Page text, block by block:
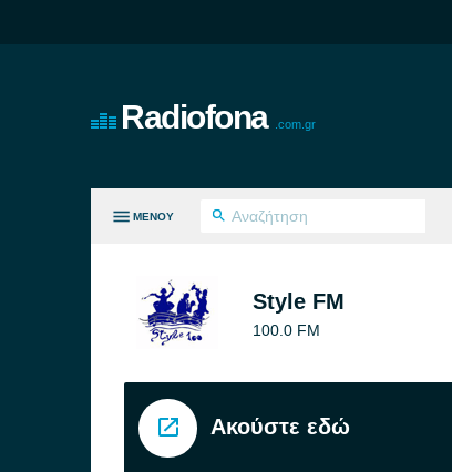
Radiofona .com.gr
ΜΕΝΟΎ
Style FM
100.0 FM
Ακούστε εδώ